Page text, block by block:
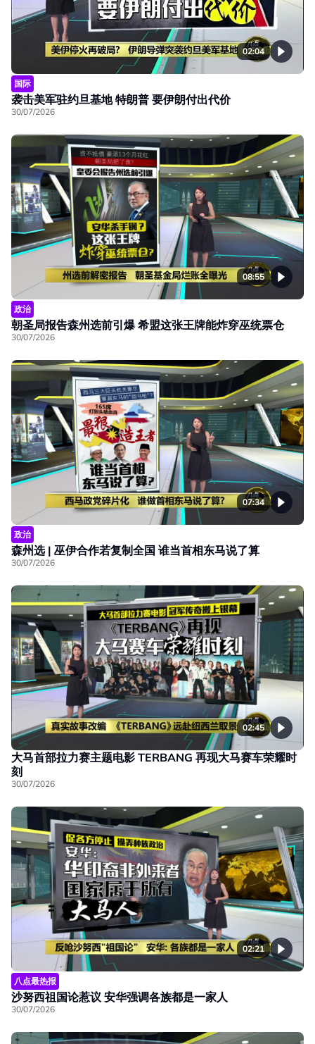
02:04
国际
袭击美军驻约旦基地 特朗普 要伊朗付出代价
30/07/2026
08:55
政治
朝圣局报告森州选前引爆 希盟这张王牌能炸穿巫统票仓
30/07/2026
07:34
政治
森州选 | 巫伊合作若复制全国 谁当首相东马说了算
30/07/2026
02:45
大马首部拉力赛主题电影 TERBANG 再现大马赛车荣耀时
刻
30/07/2026
02:21
八点最热报
沙努西祖国论惹议 安华强调各族都是一家人
30/07/2026